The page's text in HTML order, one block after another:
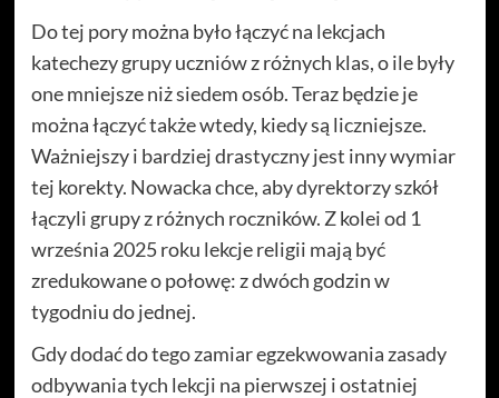
Do tej pory można było łączyć na lekcjach
katechezy grupy uczniów z różnych klas, o ile były
one mniejsze niż siedem osób. Teraz będzie je
można łączyć także wtedy, kiedy są liczniejsze.
Ważniejszy i bardziej drastyczny jest inny wymiar
tej korekty. Nowacka chce, aby dyrektorzy szkół
łączyli grupy z różnych roczników. Z kolei od 1
września 2025 roku lekcje religii mają być
zredukowane o połowę: z dwóch godzin w
tygodniu do jednej.
Gdy dodać do tego zamiar egzekwowania zasady
odbywania tych lekcji na pierwszej i ostatniej